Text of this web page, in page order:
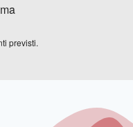
previsti.